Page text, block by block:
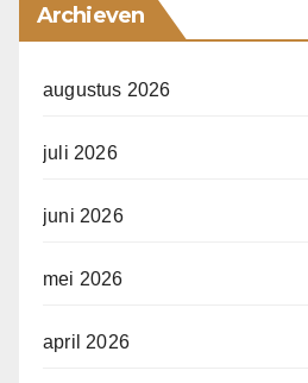
Archieven
augustus 2026
juli 2026
juni 2026
mei 2026
april 2026